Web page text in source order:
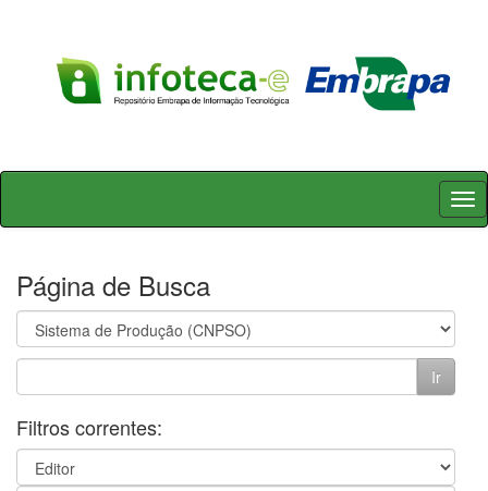
Skip
Página de Busca
Filtros correntes: